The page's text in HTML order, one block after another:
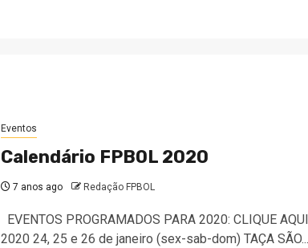
Eventos
Calendário FPBOL 2020
7 anos ago Redação FPBOL
EVENTOS PROGRAMADOS PARA 2020: CLIQUE
2020 24, 25 e 26 de janeiro (sex-sab-dom) TAÇA SÃO...